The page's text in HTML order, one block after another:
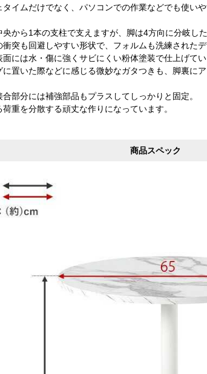
イムだけでなく、パソコンでの作業などでも使いや
央から1本の支柱で支えますが、脚は4方向に分岐し
突も回避しやすい形状で、フォルムも洗練されたデ
面には水・傷に強くサビにくい粉体塗装で仕上げて
に置いた際などに感じる微妙なガタつきも、脚裏に
部分には補強部品もプラスしてしっかりと固定。
重を分散する頑丈な作りになっています。
商品スペック